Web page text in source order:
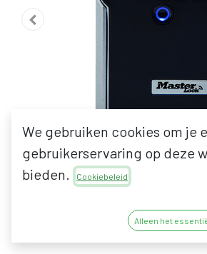
MASTER LOCK
MIDDELGROOT
We gebruiken cookies om je
gebruikerservaring op deze
bieden.
Cookiebeleid
Alleen het